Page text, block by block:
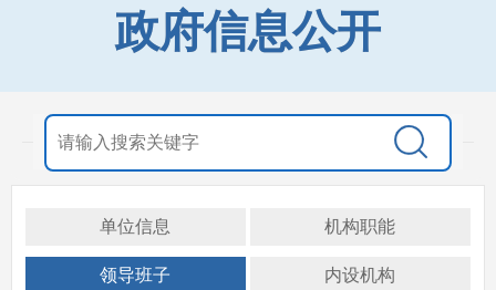
政府信息公开
单位信息 机构职能
领导班子 内设机构